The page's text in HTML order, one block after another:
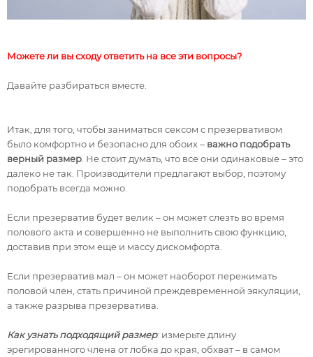
Можете ли вы сходу ответить на все эти вопросы?
Давайте разбираться вместе.
Итак, для того, чтобы заниматься сексом с презервативом
было комфортно и безопасно для обоих – важно подобрать
верный размер . Не стоит думать, что все они одинаковые – это
далеко не так. Производители предлагают выбор, поэтому
подобрать всегда можно.
Если презерватив будет велик – он может слезть во время
полового акта и совершенно не выполнить свою функцию,
доставив при этом еще и массу дискомфорта.
Если презерватив мал – он может наоборот пережимать
половой член, стать причиной преждевременной эякуляции,
а также разрыва презерватива.
Как узнать подходящий размер: измерьте длину
эрегированного члена от лобка до края, обхват – в самом